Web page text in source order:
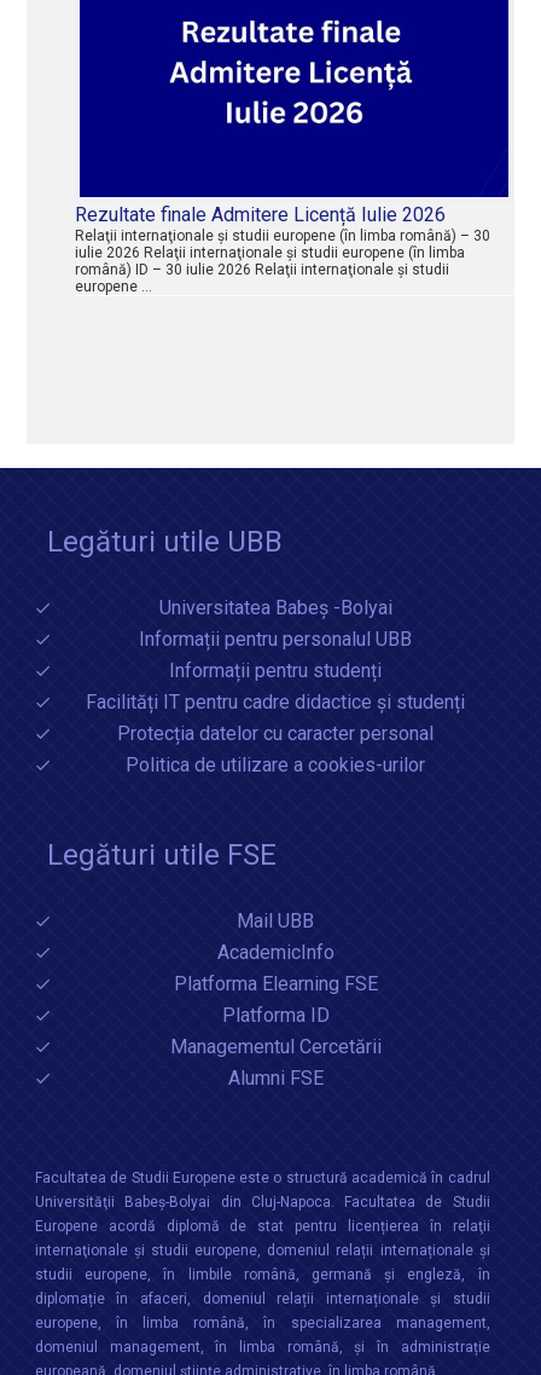
Rezultate finale Admitere Licență Iulie 2026
Relaţii internaţionale şi studii europene (în limba română) – 30
iulie 2026 Relaţii internaţionale şi studii europene (în limba
română) ID – 30 iulie 2026 Relaţii internaţionale şi studii
europene …
Legături utile UBB
Universitatea Babeș -Bolyai
Informații pentru personalul UBB
Informații pentru studenți
Facilități IT pentru cadre didactice și studenți
Protecția datelor cu caracter personal
Politica de utilizare a cookies-urilor
Legături utile FSE
Mail UBB
AcademicInfo
Platforma Elearning FSE
Platforma ID
Managementul Cercetării
Alumni FSE
Facultatea de Studii Europene este o structură academică în cadrul
Universităţii Babeș-Bolyai din Cluj-Napoca. Facultatea de Studii
Europene acordă diplomă de stat pentru licențierea în relaţii
internaţionale şi studii europene, domeniul relații internaționale şi
studii europene, în limbile română, germană și engleză, în
diplomație în afaceri, domeniul relații internaționale și studii
europene, în limba română, în specializarea management,
domeniul management, în limba română, și în administrație
europeană, domeniul științe administrative, în limba română